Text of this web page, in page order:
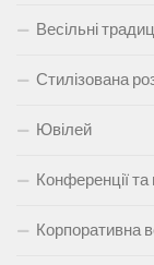
Весільні
Стилізована
Ювілей
Конференції та
Корпоративна